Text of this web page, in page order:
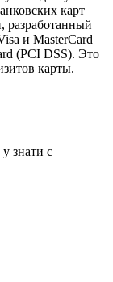
карт
разработанный
и MasterCard
(PCI DSS). Это
карты.